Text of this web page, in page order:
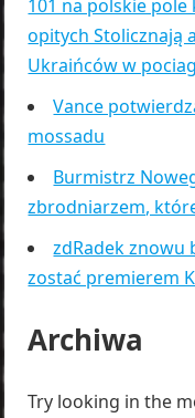
101 na polskie
opitych Stolicznają
Ukraińców w
Vance
mossadu
Burmistrz
zbrodniarzem,
zdRadek znowu
zostać premierem
Archiwa
Try looking in the